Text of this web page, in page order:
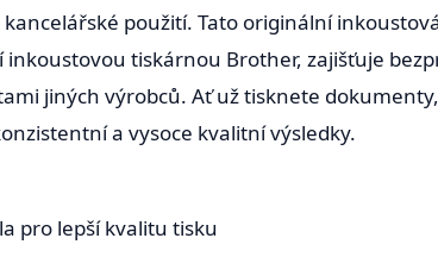
použití. Tato originální
inkoustovou tiskárnou Brother, zajišťuje
jiných výrobců. Ať už tisknete
a vysoce kvalitní výsledky.
pro lepší kvalitu tisku